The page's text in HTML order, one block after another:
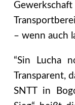
– wenn auch
“Sin Lucha
Transparent,
SNTT in